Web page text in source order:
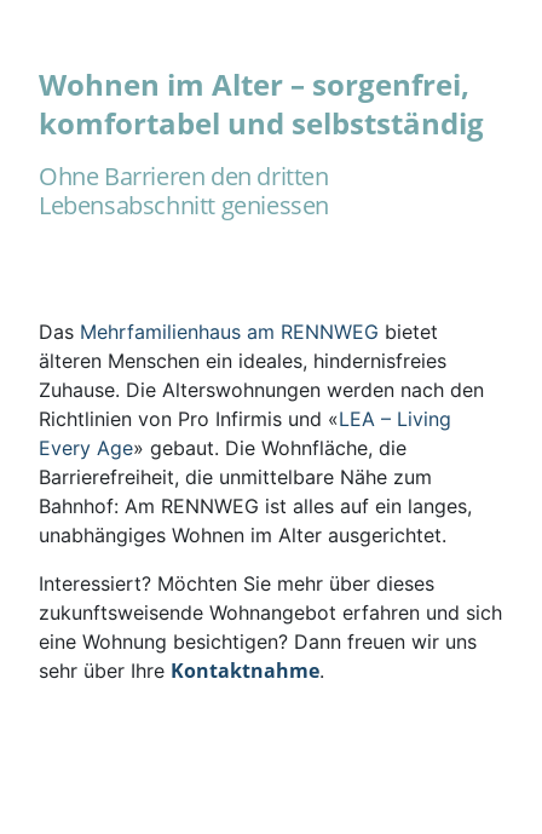
Wohnen im Alter – sorgenfrei,
komfortabel und selbstständig
Ohne Barrieren den dritten
Lebensabschnitt geniessen
Das Mehrfamilienhaus am RENNWEG bietet
älteren Menschen ein ideales, hindernisfreies
Zuhause. Die Alterswohnungen werden nach den
Richtlinien von Pro Infirmis und «LEA – Living
Every Age» gebaut. Die Wohnfläche, die
Barrierefreiheit, die unmittelbare Nähe zum
Bahnhof: Am RENNWEG ist alles auf ein langes,
unabhängiges Wohnen im Alter ausgerichtet.
Interessiert? Möchten Sie mehr über dieses
zukunftsweisende Wohnangebot erfahren und sich
eine Wohnung besichtigen? Dann freuen wir uns
sehr über Ihre Kontaktnahme.